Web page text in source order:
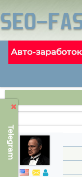
Telegram
Авто-заработок